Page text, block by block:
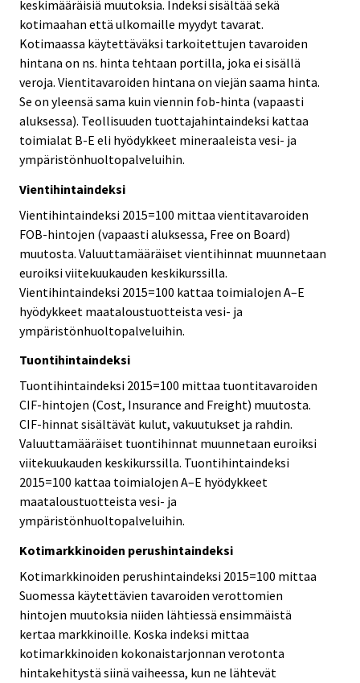
keskimääräisiä muutoksia. Indeksi sisältää sekä
kotimaahan että ulkomaille myydyt tavarat.
Kotimaassa käytettäväksi tarkoitettujen tavaroiden
hintana on ns. hinta tehtaan portilla, joka ei sisällä
veroja. Vientitavaroiden hintana on viejän saama hinta.
Se on yleensä sama kuin viennin fob-hinta (vapaasti
aluksessa). Teollisuuden tuottajahintaindeksi kattaa
toimialat B-E eli hyödykkeet mineraaleista vesi- ja
ympäristönhuoltopalveluihin.
Vientihintaindeksi
Vientihintaindeksi 2015=100 mittaa vientitavaroiden
FOB-hintojen (vapaasti aluksessa, Free on Board)
muutosta. Valuuttamääräiset vientihinnat muunnetaan
euroiksi viitekuukauden keskikurssilla.
Vientihintaindeksi 2015=100 kattaa toimialojen A–E
hyödykkeet maataloustuotteista vesi- ja
ympäristönhuoltopalveluihin.
Tuontihintaindeksi
Tuontihintaindeksi 2015=100 mittaa tuontitavaroiden
CIF-hintojen (Cost, Insurance and Freight) muutosta.
CIF-hinnat sisältävät kulut, vakuutukset ja rahdin.
Valuuttamääräiset tuontihinnat muunnetaan euroiksi
viitekuukauden keskikurssilla. Tuontihintaindeksi
2015=100 kattaa toimialojen A–E hyödykkeet
maataloustuotteista vesi- ja
ympäristönhuoltopalveluihin.
Kotimarkkinoiden perushintaindeksi
Kotimarkkinoiden perushintaindeksi 2015=100 mittaa
Suomessa käytettävien tavaroiden verottomien
hintojen muutoksia niiden lähtiessä ensimmäistä
kertaa markkinoille. Koska indeksi mittaa
kotimarkkinoiden kokonaistarjonnan verotonta
hintakehitystä siinä vaiheessa, kun ne lähtevät